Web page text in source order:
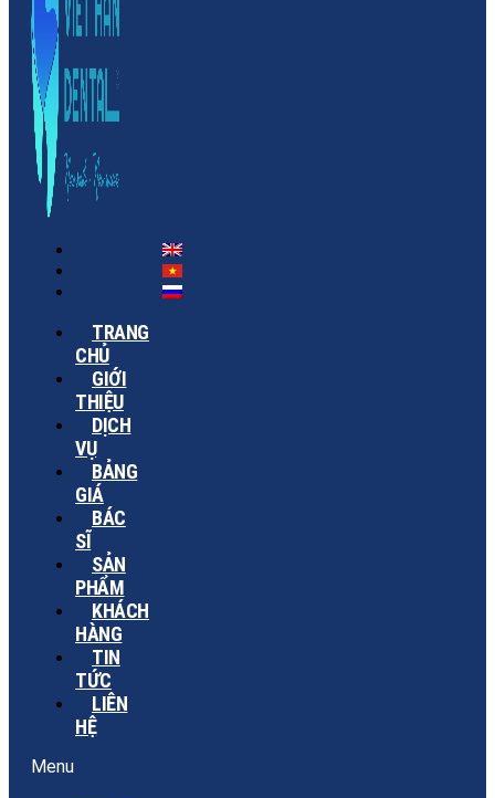
TRANG
CHỦ
GIỚI
THIỆU
DỊCH
VỤ
BẢNG
GIÁ
BÁC
SĨ
SẢN
PHẨM
KHÁCH
HÀNG
TIN
TỨC
LIÊN
HỆ
Menu